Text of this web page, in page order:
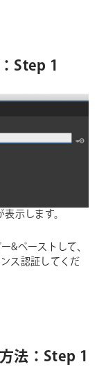
Step 1
示します。
&ペーストして、
ス認証してくだ
法：Step 1